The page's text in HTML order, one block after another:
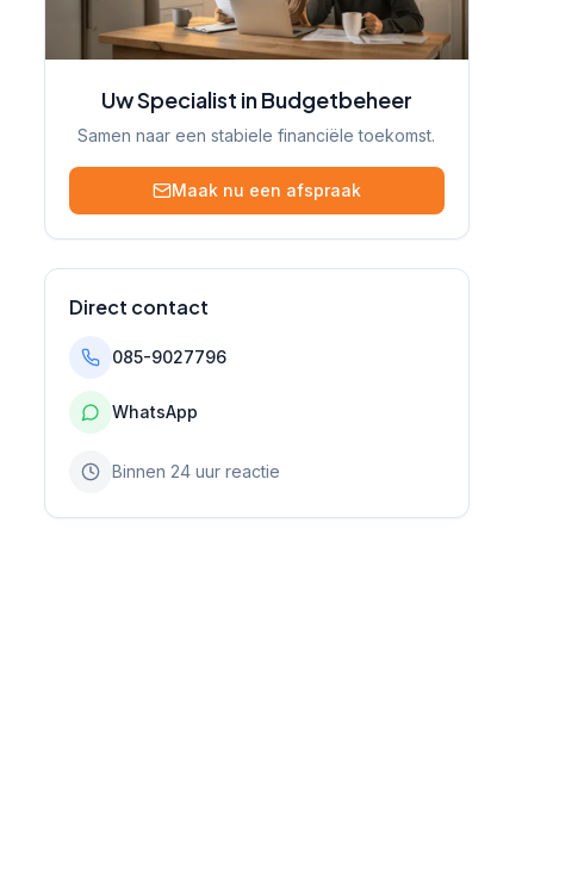
Uw Specialist in Budgetbeheer
Samen naar een stabiele financiële toekomst.
Maak nu een afspraak
Direct contact
085-9027796
WhatsApp
Binnen 24 uur reactie